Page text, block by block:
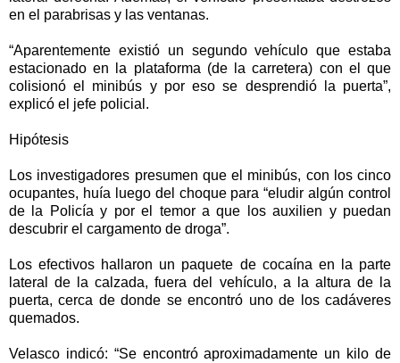
en el parabrisas y las ventanas.
“Aparentemente existió un segundo vehículo que estaba
estacionado en la plataforma (de la carretera) con el que
colisionó el minibús y por eso se desprendió la puerta”,
explicó el jefe policial.
Hipótesis
Los investigadores presumen que el minibús, con los cinco
ocupantes, huía luego del choque para “eludir algún control
de la Policía y por el temor a que los auxilien y puedan
descubrir el cargamento de droga”.
Los efectivos hallaron un paquete de cocaína en la parte
lateral de la calzada, fuera del vehículo, a la altura de la
puerta, cerca de donde se encontró uno de los cadáveres
quemados.
Velasco indicó: “Se encontró aproximadamente un kilo de